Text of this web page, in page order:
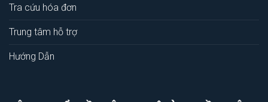
Tra cứu hóa đơn
Trung tâm hỗ trợ
Hướng Dẫn